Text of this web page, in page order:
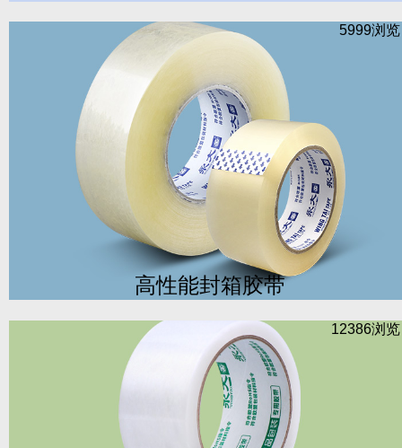
5999浏
高性能封箱胶带
12386浏